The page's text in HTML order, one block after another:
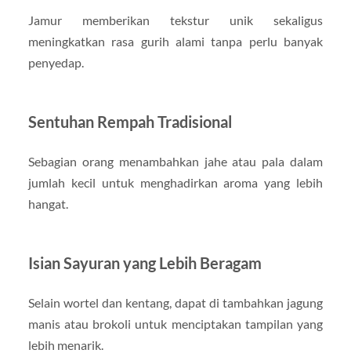
Jamur memberikan tekstur unik sekaligus
meningkatkan rasa gurih alami tanpa perlu banyak
penyedap.
Sentuhan Rempah Tradisional
Sebagian orang menambahkan jahe atau pala dalam
jumlah kecil untuk menghadirkan aroma yang lebih
hangat.
Isian Sayuran yang Lebih Beragam
Selain wortel dan kentang, dapat di tambahkan jagung
manis atau brokoli untuk menciptakan tampilan yang
lebih menarik.